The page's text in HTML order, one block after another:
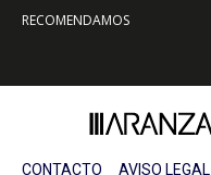
RECOMENDAMOS
CONTACTO AVISO LEGAL